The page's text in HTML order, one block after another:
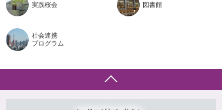
実践桜会 図書館
社会連携
プログラム